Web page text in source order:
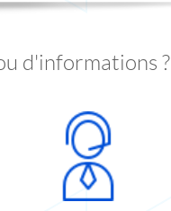
d'informations ?